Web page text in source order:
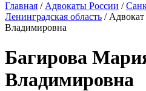
Главная / Адвокаты России /
Ленинградская область /
Владимировна
Багирова
Владимировна